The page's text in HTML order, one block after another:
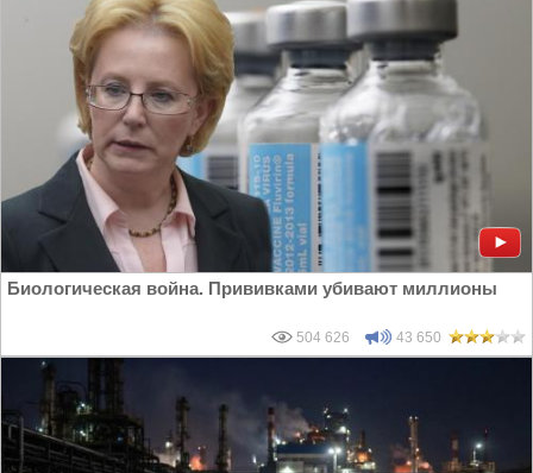
Биологическая война. Прививками убивают миллионы
504 626 43 650